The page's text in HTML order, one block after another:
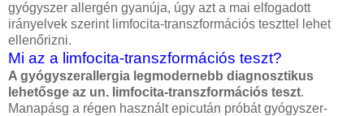
gyógyszer allergén gyanúja, úgy azt a mai elfogadott
irányelvek szerint limfocita-transzformációs teszttel lehet
ellenőrizni.
Mi az a limfocita-transzformációs teszt?
A gyógyszerallergia legmodernebb diagnosztikus
lehetősge az un. limfocita-transzformációs teszt.
Manapásg a régen használt epicután próbát gyógyszer-